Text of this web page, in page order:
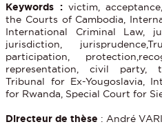
Keywords : victim,
the Courts of Cambodia,
International Criminal Law,
jurisdiction,
participation,
representation, civil party,
Tribunal for Ex-Yougoslavia,
for Rwanda, Special Court for
Directeur de thèse : André